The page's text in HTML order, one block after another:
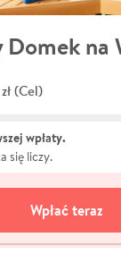
na
(Cel)
wpłaty.
się liczy.
Wpłać teraz